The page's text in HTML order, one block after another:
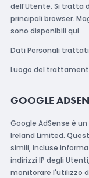
dell’Utente. Si tratta
principali browser.
sono disponibili qui.
Dati Personali
Luogo del
GOOGLE
Google AdSense è
Ireland Limited.
simili, incluse
indirizzi IP degli
monitorare l'utilizzo